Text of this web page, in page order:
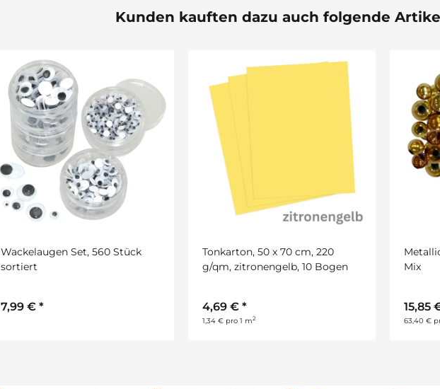
Kunden kauften dazu auch folgende
Wackelaugen Set, 560 Stück
sortiert
7,99 € *
Tonkarton, 50 x 70 cm, 220
g/qm, zitronengelb, 10 Bogen
4,69 € *
1,34 € pro 1 m2
Mix
15,85
63,40 €